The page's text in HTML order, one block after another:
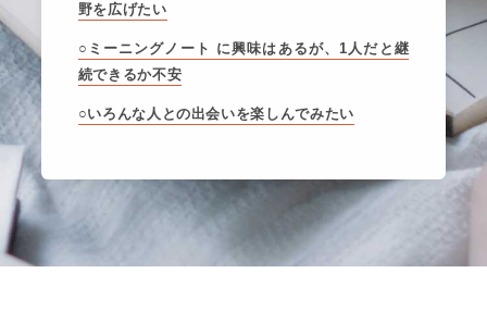
野を広げたい
○ミーニングノート に興味はあるが、1人だと継
続できるか不安
○いろんな人との出会いを楽しんでみたい